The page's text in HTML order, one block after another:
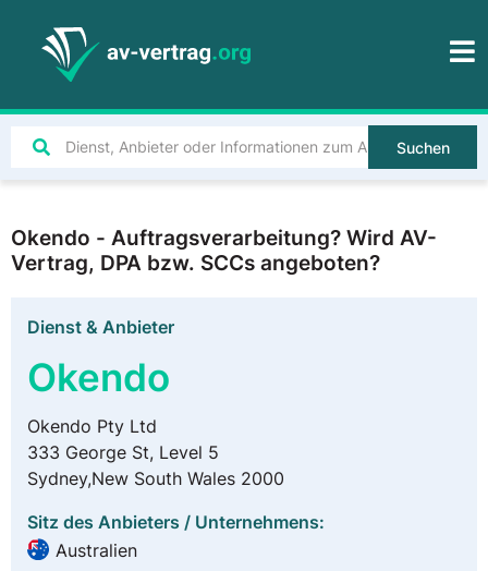
Suchen
Okendo - Auftragsverarbeitung? Wird AV-
Vertrag, DPA bzw. SCCs angeboten?
Dienst & Anbieter
Okendo
Okendo Pty Ltd
333 George St, Level 5
Sydney,New South Wales 2000
Sitz des Anbieters / Unternehmens:
Australien